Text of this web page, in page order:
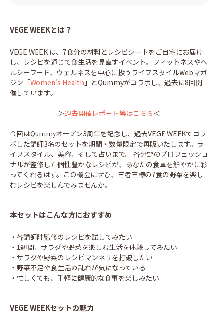
VEGE WEEKとは？
VEGE WEEK は、7食分の材料とレシピシートをご自宅にお届け
し、レシピを通じて食生活を見直すイベント。フィットネスやヘ
ルシーフード、ウェルネスを中心に扱うライフスタイルWebマガ
ジン「Women's Health 」とQummyがコラボし、過去に8回開
催しています。
＞過去開催レポート等はこちら＜
今回はQummyオープン3周年を記念し、過去VEGE WEEKでコラ
ボした講師3名のセットを期間・数量限定で再販いたします。ラ
イフスタイル、美容、そして占いまで。 各分野のプロフェッショ
ナルが監修した個性豊かなレシピが、あなたの食卓を鮮やかに彩
ってくれるはず。この機会にぜひ、三者三様の7食の野菜を楽し
むレシピを楽しんでみませんか。
本セットはこんな方におすすめ
・各講師陣監修のレシピを試してみたい
・1週間、サラダや野菜を楽しむ生活を体験してみたい
・サラダや野菜のレシピマンネリを打破したい
・野菜不足や食生活の乱れが気になっている
・忙しくても、手軽に健康的な食事を楽しみたい
VEGE WEEKセットの魅力